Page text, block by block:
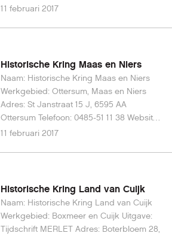
info@dewerkendemensoss.nl
11 februari 2017
Historische Kring Maas en Niers
Naam: Historische Kring Maas en Niers
Werkgebied: Ottersum, Maas en Niers
Adres: St Janstraat 15 J, 6595 AA
Ottersum Telefoon: 0485-51 11 38 Website:
www.lgog.nl/kgennep03.htm E-mail:
11 februari 2017
Historische Kring Land van Cuijk
Naam: Historische Kring Land van Cuijk
Werkgebied: Boxmeer en Cuijk Uitgave:
Tijdschrift MERLET Adres: Boterbloem 28,